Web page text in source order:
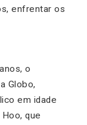
enfrentar os
o
Globo,
em idade
que